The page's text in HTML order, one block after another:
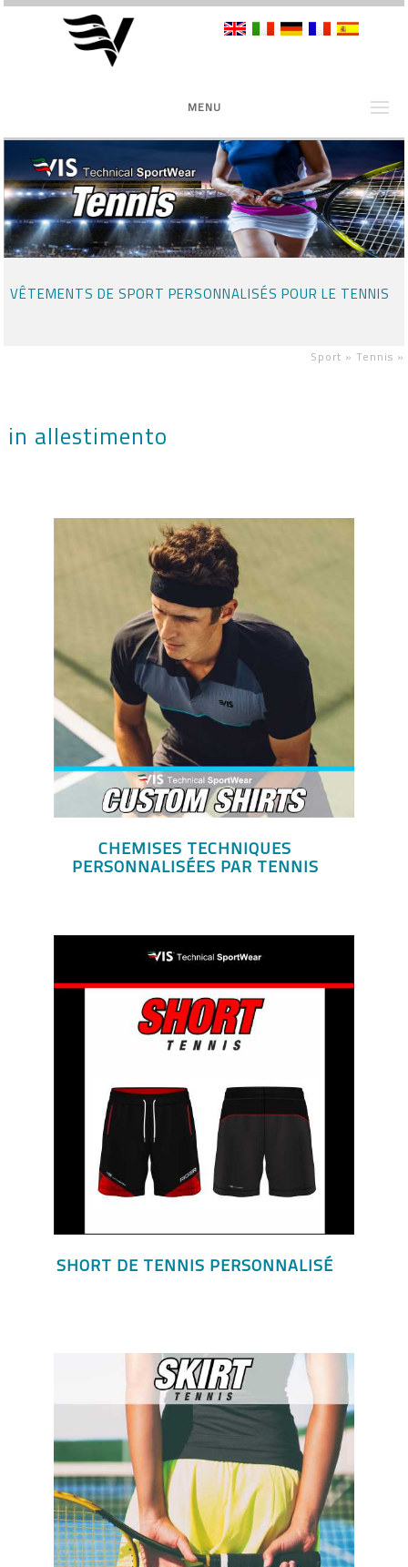
MENU
VÊTEMENTS DE SPORT PERSONNALISÉS POUR LE TENNIS
Sport » Tennis »
in allestimento
CHEMISES TECHNIQUES
PERSONNALISÉES PAR TENNIS
SHORT DE TENNIS PERSONNALISÉ